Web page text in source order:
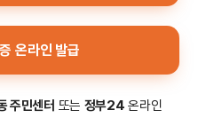
온라인 발급
주민센터 또는 정부24 온라인